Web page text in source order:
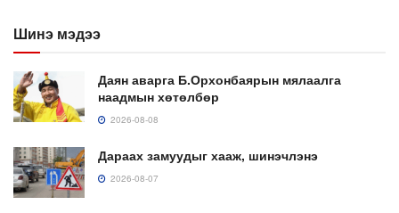
Шинэ мэдээ
Даян аварга Б.Орхонбаярын мялаалга
наадмын хөтөлбөр
2026-08-08
Дараах замуудыг хааж, шинэчлэнэ
2026-08-07